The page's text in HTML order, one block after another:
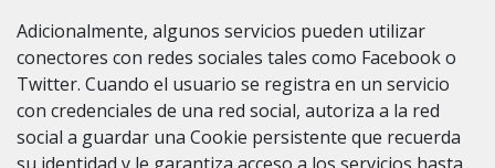
Adicionalmente, algunos servicios pueden utilizar
conectores con redes sociales tales como Facebook o
Twitter. Cuando el usuario se registra en un servicio
con credenciales de una red social, autoriza a la red
social a guardar una Cookie persistente que recuerda